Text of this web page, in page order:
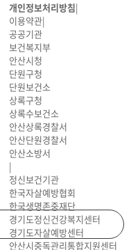
개인정보처리방침|
이용약관|
공공기관
보건복지부
안산시청
단원구청
단원보건소
상록구청
상록수보건소
안산상록경찰서
안산단원경찰서
안산소방서
|
정신보건기관
한국자살예방협회
한국생명존중재단
경기도정신건강복지센터
경기도자살예방센터
안산시중독관리통합지원센터